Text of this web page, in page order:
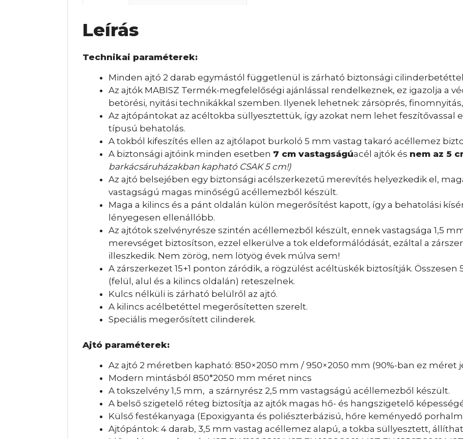
Leírás
Technikai paraméterek:
Minden ajtó 2 darab egymástól függetlenül is zárható biztonsági
Az ajtók MABISZ Termék-megfelelőségi ajánlással rendelkeznek, ez igazolja a
betörési, nyitási technikákkal szemben. Ilyenek lehetnek: zársöprés,
Az ajtópántokat az acéltokba süllyesztettük, így azokat nem lehet feszítővassal
típusú behatolás.
A tokból kifeszítés ellen az ajtólapot burkoló 5 mm vastag takaró acéllemez
A biztonsági ajtóink minden esetben 7 cm vastagságúacél ajtók és nemaz 5
barkácsáruházakban kapható CSAK 5 cm!)
Az ajtó belsejében egy biztonsági acélszerkezetű merevítés helyezkedik el,
vastagságú magas minőségű acéllemezből készült.
Maga a kilincs és a pánt oldalán külön megerősítést kapott, így a behatolási
lényegesen ellenállóbb.
Az ajtótok szelvényrésze szintén acéllemezből készült, ennek vastagsága 1,5
merevséget biztosítson, ezzel elkerülve a tok eldeformálódását, ezáltal a
illeszkedik. Nem zörög, nem lötyög évek múlva sem!
A zárszerkezet 15+1 ponton záródik, a rögzülést acéltüskék biztosítják. Összesen
(felül, alul és a kilincs oldalán) reteszelnek.
Kulcs nélküli is zárható belülről az ajtó.
A kilincs acélbetéttel megerősítetten szerelt.
Speciális megerősített cilinderek.
Ajtó paraméterek:
Az ajtó 2 méretben kapható: 850×2050 mm / 950×2050 mm (90%-ban ez méret
Modern mintásból 850*2050 mm méret nincs
A tokszelvény 1,5 mm, a szárnyrész 2,5 mm vastagságú acéllemezből készült.
A belső szigetelő réteg biztosítja az ajtók magas hő- és hangszigetelő
Külső festékanyaga (Epoxigyanta és poliészterbázisú, hőre keményedő
Ajtópántok: 4 darab, 3,5 mm vastag acéllemez alapú, a tokba süllyesztett,